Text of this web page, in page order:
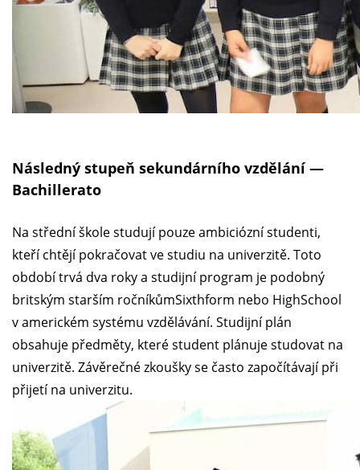
Následný stupeň sekundárního vzdělání —
Bachillerato
Na střední škole studují pouze ambiciózní studenti,
kteří chtějí pokračovat ve studiu na univerzitě. Toto
období trvá dva roky a studijní program je podobný
britským starším ročníkůmSixthform nebo HighSchool
v americkém systému vzdělávání. Studijní plán
obsahuje předměty, které student plánuje studovat na
univerzitě. Závěrečné zkoušky se často započítávají při
přijetí na univerzitu.